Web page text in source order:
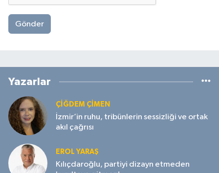
Gönder
Yazarlar
ÇIĞDEM ÇIMEN
İzmir’in ruhu, tribünlerin sessizliği ve ortak
akıl çağrısı
EROL YARAŞ
Kılıçdaroğlu, partiyi dizayn etmeden